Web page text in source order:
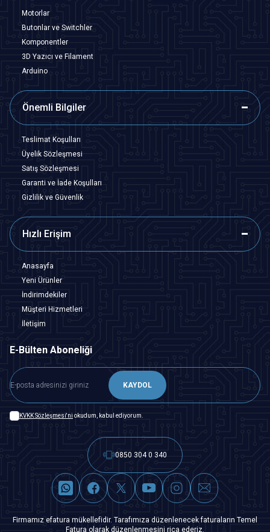
Motorlar
Butonlar ve Switchler
Komponentler
3D Yazıcı ve Filament
Arduino
Önemli Bilgiler
Teslimat Koşulları
Üyelik Sözleşmesi
Satış Sözleşmesi
Garanti ve İade Koşulları
Gizlilik ve Güvenlik
Hızlı Erişim
Anasayfa
Yeni Ürünler
İndirimdekiler
Müşteri Hizmetleri
İletişim
E-Bülten Aboneliği
KAYDOL
KVKK Sözleşmesi'ni okudum, kabul ediyorum.
0850 304 0 340
Firmamız efatura mükellefidir. Tarafımıza düzenlenecek faturaların Temel
Fatura olarak düzenlenmesini rica ederiz.